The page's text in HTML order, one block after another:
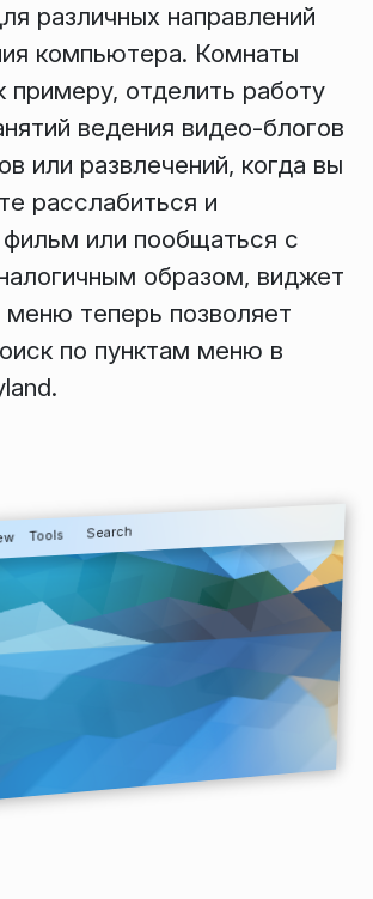
различных направлений
компьютера. Комнаты
примеру, отделить работу
ведения видео-блогов
или развлечений, когда вы
расслабиться и
или пообщаться с
образом, виджет
меню теперь позволяет
по пунктам меню в
Tools Search